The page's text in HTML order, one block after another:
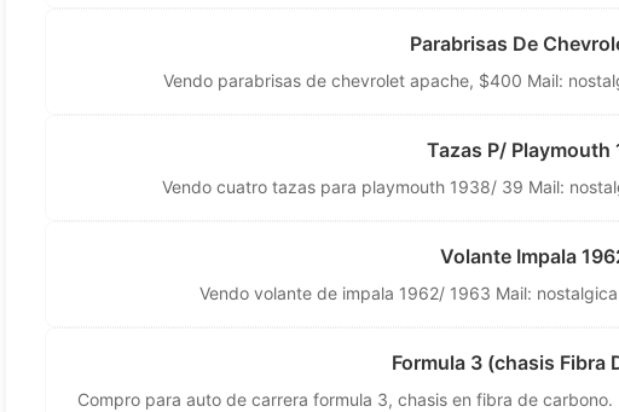
Parabrisas De
Vendo parabrisas de chevrolet apache, $400 Mail:
Tazas P/ Playmouth
Vendo cuatro tazas para playmouth 1938/ 39 Mail:
Volante Impala
Vendo volante de impala 1962/ 1963 Mail:
Formula 3 (chasis Fibra
Compro para auto de carrera formula 3, chasis en fibra de carbono.